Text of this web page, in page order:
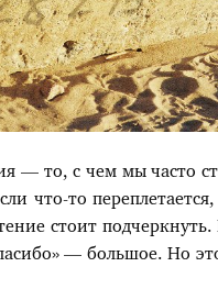
— то, с чем мы часто
что-то
стоит
— большое. Но